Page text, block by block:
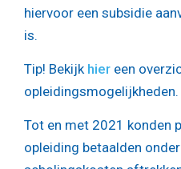
hiervoor een subsidie
is.
Tip! Bekijk hier een
opleidingsmogelijkheden.
Tot en met 2021 konden
opleiding betaalden